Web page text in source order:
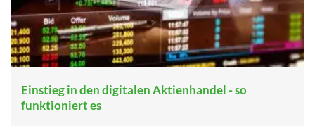
Einstieg in den digitalen Aktienhandel - so
funktioniert es